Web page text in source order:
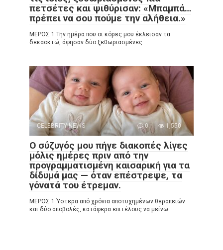
πετσέτες και ψιθύρισαν: «Μπαμπά…
πρέπει να σου πούμε την αλήθεια.»
ΜΕΡΟΣ 1 Την ημέρα που οι κόρες μου έκλεισαν τα
δεκαοκτώ, άφησαν δύο ξεθωριασμένες
CELEBRITY NEWS 0 1,550
Ο σύζυγός μου πήγε διακοπές λίγες
μόλις ημέρες πριν από την
προγραμματισμένη καισαρική για τα
δίδυμά μας — όταν επέστρεψε, τα
γόνατά του έτρεμαν.
ΜΕΡΟΣ 1 Ύστερα από χρόνια αποτυχημένων θεραπειών
και δύο αποβολές, κατάφερα επιτέλους να μείνω